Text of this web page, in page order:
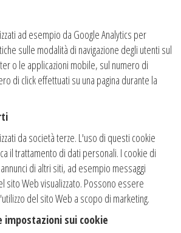
ad esempio da Google Analytics per
sulle modalità di navigazione degli utenti sul
o le applicazioni mobile, sul numero di
di click effettuati su una pagina durante la
da società terze. L'uso di questi cookie
il trattamento di dati personali. I cookie di
di altri siti, ad esempio messaggi
sito Web visualizzato. Possono essere
del sito Web a scopo di marketing.
impostazioni sui cookie